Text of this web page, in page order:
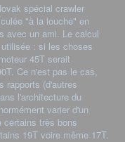
spécial crawler
"à la louche" en
avec un ami. Le calcul
: si les choses
45T serait
Ce n'est pas le cas,
rapports (d'autres
l'architecture du
varier d'un
certains très bons
19T voire même 17T.